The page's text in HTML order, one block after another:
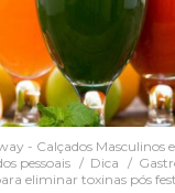
- Calçados Masculinos
pessoais
Dica
eliminar toxinas pós